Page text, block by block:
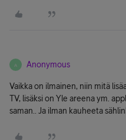
A Anonymous
Vaikka on ilmainen, niin mitä
TV, lisäksi on Yle areena ym.
saman.. Ja ilman kauheeta